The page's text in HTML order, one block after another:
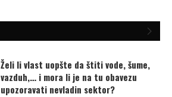
Želi li vlast uopšte da štiti vode, šume,
vazduh,… i mora li je na tu obavezu
upozoravati nevladin sektor?